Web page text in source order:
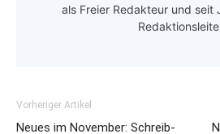
als Freier Redakteur und seit
Vorheriger Artikel
Neues im November: Schreib-